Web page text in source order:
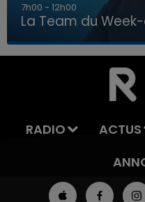
LA TEAM DU
16h00 - 20h00
La Team du
RADIO ACTUS